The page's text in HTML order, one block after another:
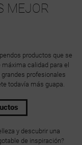
MEJOR
productos que se
máxima calidad para el
profesionales
todavía más guapa.
y descubrir una
de inspiración?